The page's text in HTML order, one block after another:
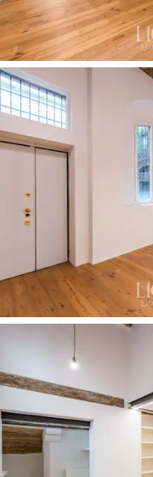
lavabo sospeso con
continua e pavimento
completa la
finiture.